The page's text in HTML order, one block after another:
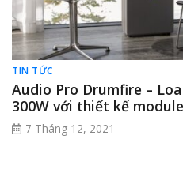
TIN TỨC
Audio Pro Drumfire –
300W với thiết kế
7 Tháng 12, 2021